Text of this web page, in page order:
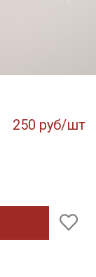
250 руб/шт